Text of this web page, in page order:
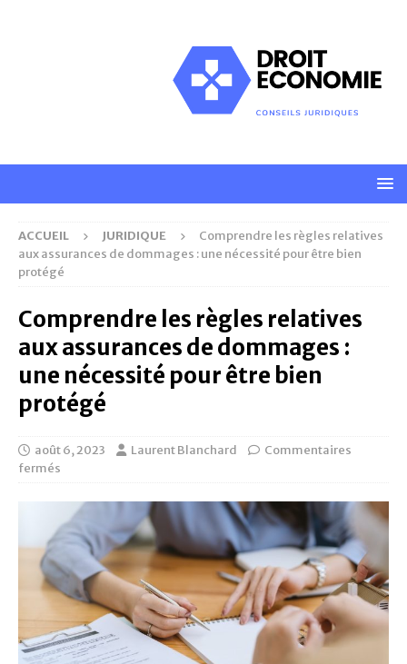
ACCUEIL JURIDIQUE
Comprendre les règles relatives
aux assurances de dommages : une nécessité pour être bien
protégé
Comprendre les règles relatives
aux assurances de dommages :
une nécessité pour être bien
protégé
août 6, 2023 Laurent Blanchard
Commentaires
fermés